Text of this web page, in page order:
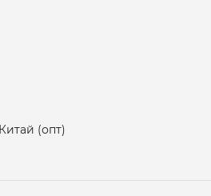
(опт)